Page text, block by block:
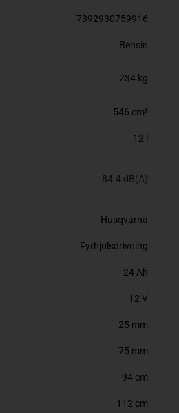
7392930759916
Bensin
234 kg
546 cm³
12 l
84.4 dB(A)
Husqvarna
Fyrhjulsdrivning
24 Ah
12 V
25 mm
75 mm
94 cm
112 cm